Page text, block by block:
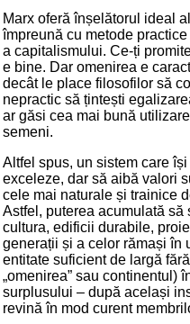
Marx oferă înșelătorul ideal
împreună cu metode
a capitalismului. Ce-ți
e bine. Dar omenirea e
decât le place filosofilor să
nepractic să țintești
ar găsi cea mai bună
semeni.
Altfel spus, un sistem care
exceleze, dar să aibă valori
cele mai naturale și trainice
Astfel, puterea acumulată
cultura, edificii durabile,
generații și a celor rămași în
entitate suficient de largă
„omenirea” sau continentul)
surplusului – după același
revină în mod curent